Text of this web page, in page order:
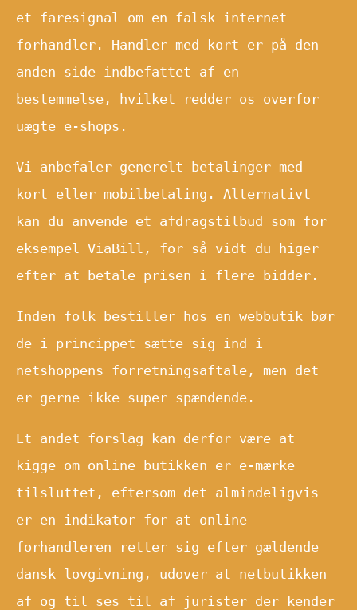
et faresignal om en falsk internet
forhandler. Handler med kort er på den
anden side indbefattet af en
bestemmelse, hvilket redder os overfor
uægte e-shops.
Vi anbefaler generelt betalinger med
kort eller mobilbetaling. Alternativt
kan du anvende et afdragstilbud som for
eksempel ViaBill, for så vidt du higer
efter at betale prisen i flere bidder.
Inden folk bestiller hos en webbutik bør
de i princippet sætte sig ind i
netshoppens forretningsaftale, men det
er gerne ikke super spændende.
Et andet forslag kan derfor være at
kigge om online butikken er e-mærke
tilsluttet, eftersom det almindeligvis
er en indikator for at online
forhandleren retter sig efter gældende
dansk lovgivning, udover at netbutikken
af og til ses til af jurister der kender